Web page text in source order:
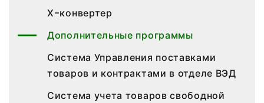
Х-конвертер
Дополнительные программы
Система Управления поставками
товаров и контрактами в отделе ВЭД
Система учета товаров свободной